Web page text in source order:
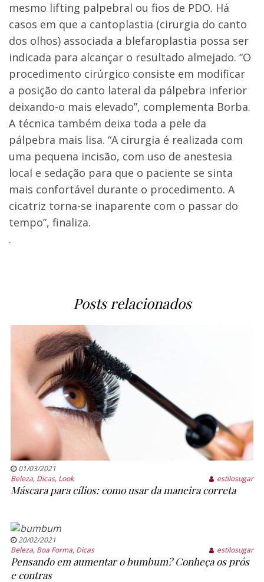
mesmo lifting palpebral ou fios de PDO. Há
casos em que a cantoplastia (cirurgia do canto
dos olhos) associada a blefaroplastia possa ser
indicada para alcançar o resultado almejado. “O
procedimento cirúrgico consiste em modificar
a posição do canto lateral da pálpebra inferior
deixando-o mais elevado”, complementa Borba.
A técnica também deixa toda a pele da
pálpebra mais lisa. “A cirurgia é realizada com
uma pequena incisão, com uso de anestesia
local e sedação para que o paciente se sinta
mais confortável durante o procedimento. A
cicatriz torna-se inaparente com o passar do
tempo”, finaliza.
.
Posts relacionados
01/03/2021
Beleza, Dicas, Look estilosugar
Máscara para cílios: como usar da maneira correta
20/02/2021
Beleza, Boa Forma, Dicas estilosugar
Pensando em aumentar o bumbum? Conheça os prós
e contras